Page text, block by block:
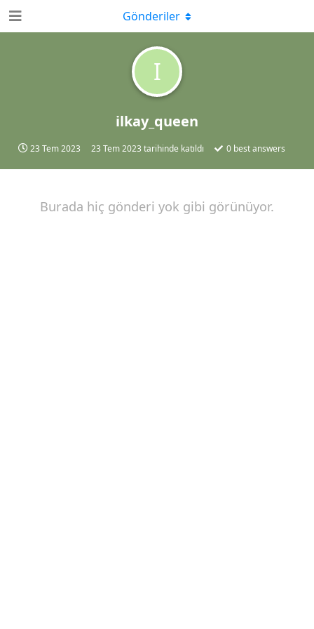
I
ilkay_queen
23 Tem 2023 23 Tem 2023 tarihinde katıldı 0 best answers
Gönderiler
Burada hiç gönderi yok gibi görünüyor.